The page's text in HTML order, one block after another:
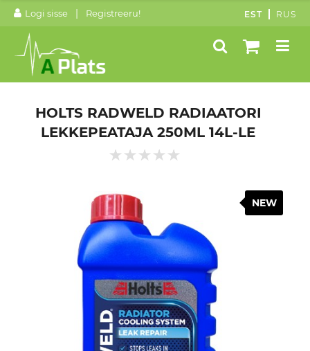
Logi sisse | Registreeru! EST RUS
HOLTS RADWELD RADIAATORI
LEKKEPEATAJA 250ML 14L-LE
NEW